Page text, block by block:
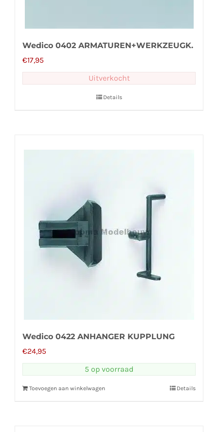
Wedico 0402 ARMATUREN+WERKZEUGK.
€17,95
Uitverkocht
Details
Wedico 0422 ANHANGER KUPPLUNG
€24,95
5 op voorraad
Toevoegen aan winkelwagen Details